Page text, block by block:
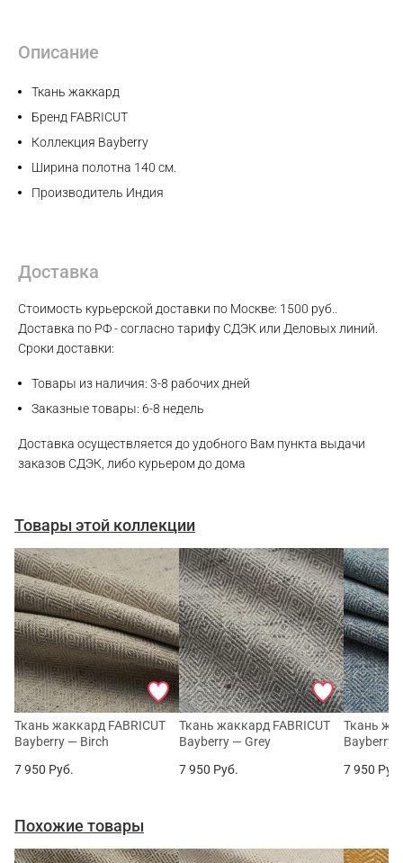
Описание
Ткань жаккард
Бренд FABRICUT
Коллекция Bayberry
Ширина полотна 140 см.
Производитель Индия
Доставка
Стоимость курьерской доставки по Москве: 1500 руб..
Доставка по РФ - согласно тарифу СДЭК или Деловых линий.
Сроки доставки:
Товары из наличия: 3-8 рабочих дней
Заказные товары: 6-8 недель
Доставка осуществляется до удобного Вам пункта выдачи
заказов СДЭК, либо курьером до дома
Товары этой коллекции
Ткань жаккард FABRICUT
Bayberry — Birch
7 950 Руб.
Ткань жаккард FABRICUT
Bayberry — Grey
7 950 Руб.
Ткань
Bayberry
7 950 Руб.
Похожие товары
Telegram